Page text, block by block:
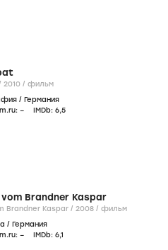
/ 2010 / фильм
/ Германия
– IMDb: 6,5
Brandner Kaspar
Geschichte vom Brandner Kaspar / 2008 / фильм
/ Германия
– IMDb: 6,1